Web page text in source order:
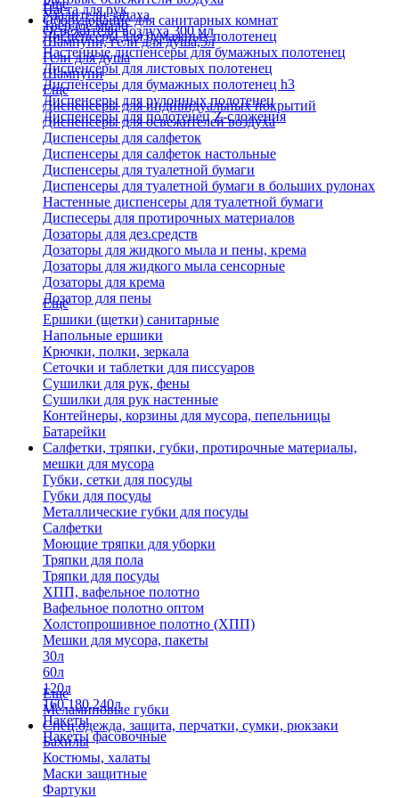
Паста для рук
Твердое мыло
Шампуни, гели для душа,5л
Гели для душа
Шампуни
Удалители запаха
Освежители воздуха 300 мл
Еще
Оборудование для санитарных комнат
Диспенсеры для бумажных полотенец
Настенные диспенсеры для бумажных полотенец
Диспенсеры для листовых полотенец
Диспенсеры для бумажных полотенец h3
Диспенсеры для рулонных полотенец
Диспенсеры для полотенец Z-сложения
Еще
Диспенсеры для индивидуальных покрытий
Диспенсеры для освежителей воздуха
Диспенсеры для салфеток
Диспенсеры для салфеток настольные
Диспенсеры для туалетной бумаги
Диспенсеры для туалетной бумаги в больших рулонах
Настенные диспенсеры для туалетной бумаги
Диспесеры для протирочных материалов
Дозаторы для дез.средств
Дозаторы для жидкого мыла и пены, крема
Дозаторы для жидкого мыла сенсорные
Дозаторы для крема
Дозатор для пены
Еще
Ершики (щетки) санитарные
Напольные ершики
Крючки, полки, зеркала
Сеточки и таблетки для писсуаров
Сушилки для рук, фены
Сушилки для рук настенные
Контейнеры, корзины для мусора, пепельницы
Батарейки
Салфетки, тряпки, губки, протирочные материалы,
мешки для мусора
Губки, сетки для посуды
Губки для посуды
Металлические губки для посуды
Салфетки
Моющие тряпки для уборки
Тряпки для пола
Тряпки для посуды
ХПП, вафельное полотно
Вафельное полотно оптом
Холстопрошивное полотно (ХПП)
Мешки для мусора, пакеты
30л
60л
120л
160,180,240л
Пакеты
Пакеты фасовочные
Еще
Меламиновые губки
Спец.одежда, защита, перчатки, сумки, рюкзаки
Бахилы
Костюмы, халаты
Маски защитные
Фартуки